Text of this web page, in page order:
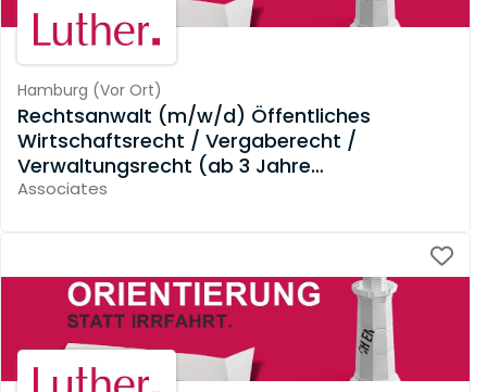
Hamburg (Vor Ort)
Rechtsanwalt (m/w/d) Öffentliches
Wirtschaftsrecht / Vergaberecht /
Verwaltungsrecht (ab 3 Jahre
Berufserfahrung)
Associates